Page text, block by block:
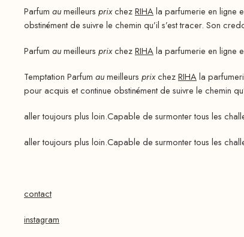
Parfum aumeilleurs prixchezRIHAla parfumerie en ligne
obstinément de suivre le chemin qu’il s’est tracer. Son
Parfum aumeilleurs prixchezRIHAla parfumerie en ligne
Temptation Parfum aumeilleurs prixchezRIHAla
pour acquis et continue obstinément de suivre le chemin
aller toujours plus loin.Capable de surmonter tous les
aller toujours plus loin.Capable de surmonter tous les
contact
instagram